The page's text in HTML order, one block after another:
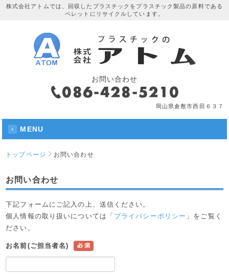
株式会社アトムでは、回収したプラスチックをプラスチック製品の原料である
ペレットにリサイクルしています。
お問い合わせ
岡山県倉敷市西田６３７
MENU
トップページ お問い合わせ
お問い合わせ
下記フォームにご記入の上、送信ください。
個人情報の取り扱いについては「 プライバシーポリシー 」をご覧く
ださい。
お名前(ご担当者名)